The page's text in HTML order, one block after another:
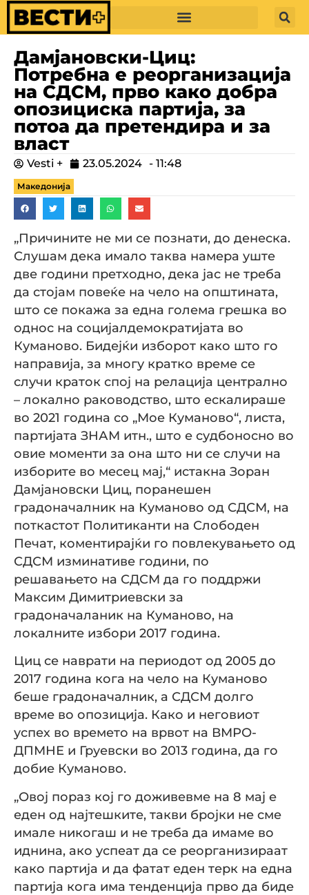
Дамјановски-Циц:
Потребна е реорганизација
на СДСМ, прво како добра
опозициска партија, за
потоа да претендира и за
власт
Vesti + 23.05.2024 - 11:48
Македонија
„Причините не ми се познати, до денеска.
Слушам дека имало таква намера уште
две години претходно, дека јас не треба
да стојам повеќе на чело на општината,
што се покажа за една голема грешка во
однос на социјалдемократијата во
Куманово. Бидејќи изборот како што го
направија, за многу кратко време се
случи краток спој на релација централно
– локално раководство, што ескалираше
во 2021 година со „Мое Куманово“, листа,
партијата ЗНАМ итн., што е судбоносно во
овие моменти за она што ни се случи на
изборите во месец мај,“ истакна Зоран
Дамјановски Циц, поранешен
градоначалник на Куманово од СДСМ, на
поткастот Политиканти на Слободен
Печат, коментирајќи го повлекувањето од
СДСМ изминативе години, по
решавањето на СДСМ да го поддржи
Максим Димитриевски за
градоначаланик на Куманово, на
локалните избори 2017 година.
Циц се наврати на периодот од 2005 до
2017 година кога на чело на Куманово
беше градоначалник, а СДСМ долго
време во опозиција. Како и неговиот
успех во времето на врвот на ВМРО-
ДПМНЕ и Груевски во 2013 година, да го
добие Куманово.
„Овој пораз кој го доживевме на 8 мај е
еден од најтешките, такви бројки не сме
имале никогаш и не треба да имаме во
иднина, ако успеат да се реорганизираат
како партија и да фатат еден терк на една
партија кога има тенденција прво да биде